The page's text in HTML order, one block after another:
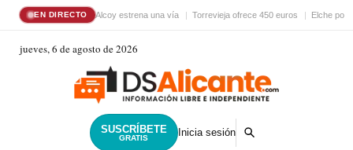
EN DIRECTO Alcoy estrena una vía Torrevieja ofrece 450 euros Elche
jueves, 6 de agosto de 2026
SUSCRÍBETE
GRATIS Inicia sesión